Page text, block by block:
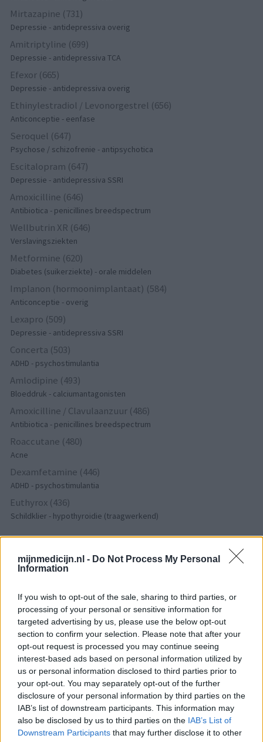
mijnmedicijn.nl - Do Not Process My Personal
Information
If you wish to opt-out of the sale, sharing to third parties, or
processing of your personal or sensitive information for
targeted advertising by us, please use the below opt-out
section to confirm your selection. Please note that after your
opt-out request is processed you may continue seeing
interest-based ads based on personal information utilized by
us or personal information disclosed to third parties prior to
your opt-out. You may separately opt-out of the further
disclosure of your personal information by third parties on the
IAB’s list of downstream participants. This information may
also be disclosed by us to third parties on the IAB’s List of
Downstream Participants that may further disclose it to other
Mirtazapine (731)
Depressie - antidepressiva overig
Amitriptyline (699)
Depressie - antidepressiva TCA
Efexor (665)
Depressie - antidepressiva overig
Ethinylestradiol / Levonorgestrel (656)
Anticonceptie - eenfase
Seroquel (647)
Psychose / schizofrenie - antipsychotica
Escitalopram (647)
Depressie - antidepressiva SSRI
Amoxicilline (646)
Antibiotica - penicillines breedspectrum
Wellbutrin XR (646)
Verslavingsziekten
Metformine (620)
Diabetes (suikerziekte) - orale middelen
Implanon (hormoonimplantaat) (584)
Anticonceptie - overig
Lexapro (509)
Depressie - antidepressiva SSRI
Concerta (503)
ADHD - psychostimulantia
Amlodipine (493)
Bloeddruk - calciumantagonisten
Amoxicilline / Clavulaanzuur (486)
Antibiotica - penicillines breedspectrum
Roaccutane (480)
Acne
Dexamfetamine (446)
ADHD - psychostimulantia
Euthyrox (436)
Schildklier - hypothyroidie (traagwerkend)
De reviews op deze pagina zijn door de gebruikers
gegenereerd en vervolgens gelezen en aangepast alvorens
een review voor een medicijn. Voor het delen van ervaringen is
geen medische kennis noodzakelijk. Op deze manier geven de
reviews alleen een beeld van de ervaring van de schrijvers en niet
die van de eigenaar van deze website. Denk er aan dat de
ervaringen kunnen verschillen van persoon tot persoon en dat u
voor medisch advies altijd contact op moet nemen met uw arts of
apotheker.